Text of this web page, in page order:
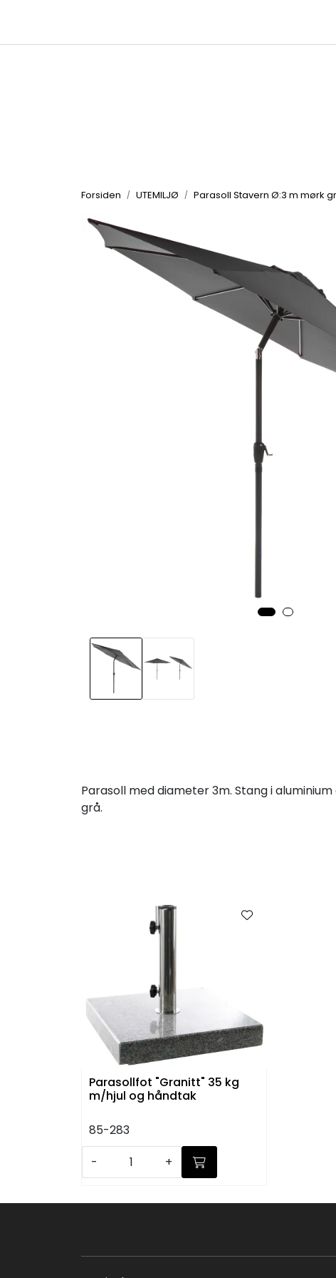
Forsiden UTEMILJØ Parasoll Stavern Ø:3 m mørk
Parasoll med diameter 3m. Stang i
grå.
Parasollfot "Granitt" 35 kg
m/hjul og håndtak
85-283
-
+